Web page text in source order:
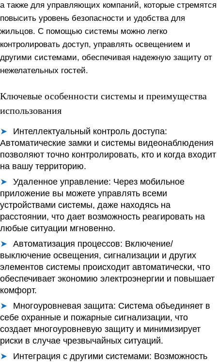
а также для управляющих компаний, которые стремятся
повысить уровень безопасности и удобства для
жильцов. С помощью системы можно легко
контролировать доступ, управлять освещением и
другими системами, обеспечивая надежную защиту от
нежелательных гостей.
Ключевые особенности системы и преимущества
использования
Интеллектуальный контроль доступа:
Автоматические замки и системы видеонаблюдения
позволяют точно контролировать, кто и когда входит
на вашу территорию.
Удаленное управление: Через мобильное
приложение вы можете управлять всеми
устройствами системы, даже находясь на
расстоянии, что дает возможность реагировать на
любые ситуации мгновенно.
Автоматизация процессов: Включение/
выключение освещения, сигнализации и других
элементов системы происходит автоматически, что
обеспечивает экономию электроэнергии и повышает
комфорт.
Многоуровневая защита: Система объединяет в
себе охранные и пожарные сигнализации, что
создает многоуровневую защиту и минимизирует
риски в случае чрезвычайных ситуаций.
Интеграция с другими системами: Возможность